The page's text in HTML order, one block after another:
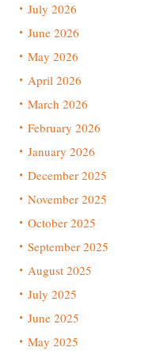
July 2026
June 2026
May 2026
April 2026
March 2026
February 2026
January 2026
December 2025
November 2025
October 2025
September 2025
August 2025
July 2025
June 2025
May 2025